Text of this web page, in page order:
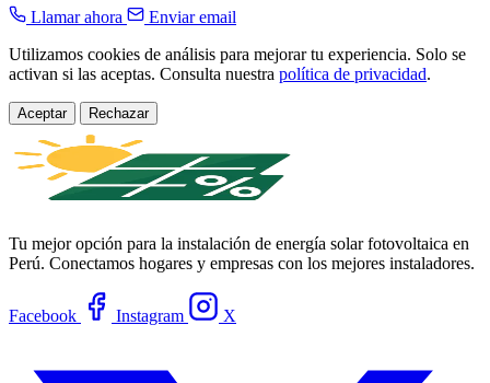
Llamar ahora
Enviar email
Utilizamos cookies de análisis para mejorar tu experiencia. Solo se
activan si las aceptas. Consulta nuestra política de privacidad.
Aceptar Rechazar
Tu mejor opción para la instalación de energía solar fotovoltaica en
Perú. Conectamos hogares y empresas con los mejores instaladores.
Facebook Instagram X